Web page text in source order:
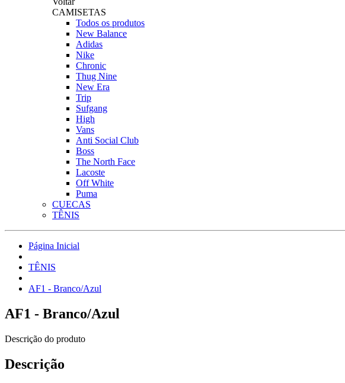
CAMISETAS
Todos os produtos
New Balance
Adidas
Nike
Chronic
Thug Nine
New Era
Trip
Sufgang
High
Vans
Anti Social Club
Boss
The North Face
Lacoste
Off White
Puma
CUECAS
TÊNIS
Página Inicial
TÊNIS
AF1 - Branco/Azul
AF1 - Branco/Azul
Descrição do produto
Descrição